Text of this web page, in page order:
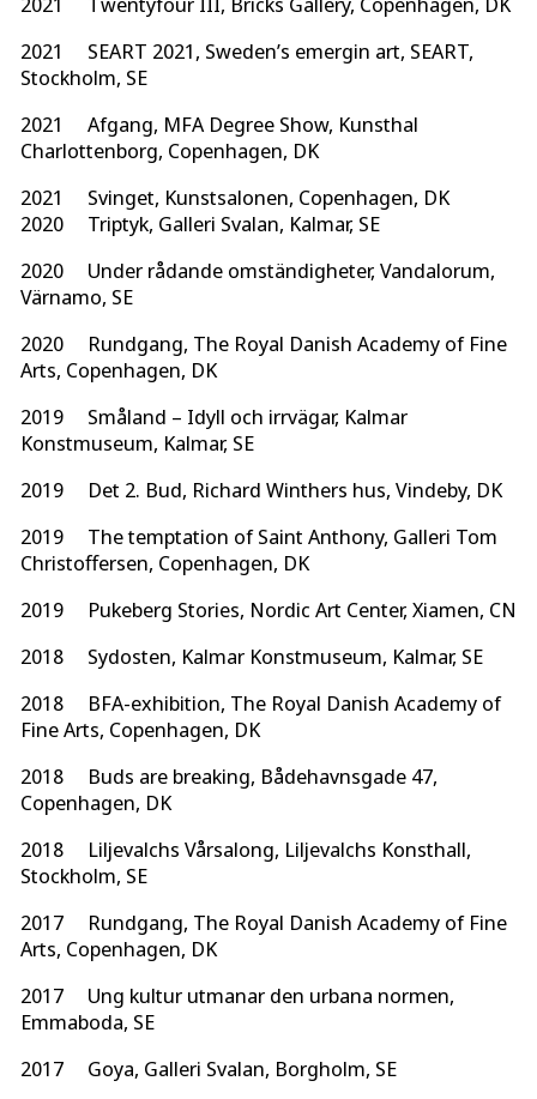
2021 SEART 2021, Sweden’s emergin art, SEART,
Stockholm, SE
2021 Afgang, MFA Degree Show, Kunsthal
Charlottenborg, Copenhagen, DK
2021 Svinget, Kunstsalonen, Copenhagen, DK
2020 Triptyk, Galleri Svalan, Kalmar, SE
2020 Under rådande omständigheter, Vandalorum,
Värnamo, SE
2020 Rundgang, The Royal Danish Academy of Fine
Arts, Copenhagen, DK
2019 Småland – Idyll och irrvägar, Kalmar
Konstmuseum, Kalmar, SE
2019 Det 2. Bud, Richard Winthers hus, Vindeby, DK
2019 The temptation of Saint Anthony, Galleri Tom
Christoffersen, Copenhagen, DK
2019 Pukeberg Stories, Nordic Art Center, Xiamen, CN
2018 Sydosten, Kalmar Konstmuseum, Kalmar, SE
2018 BFA-exhibition, The Royal Danish Academy of
Fine Arts, Copenhagen, DK
2018 Buds are breaking, Bådehavnsgade 47,
Copenhagen, DK
2018 Liljevalchs Vårsalong, Liljevalchs Konsthall,
Stockholm, SE
2017 Rundgang, The Royal Danish Academy of Fine
Arts, Copenhagen, DK
2017 Ung kultur utmanar den urbana normen,
Emmaboda, SE
2017 Goya, Galleri Svalan, Borgholm, SE